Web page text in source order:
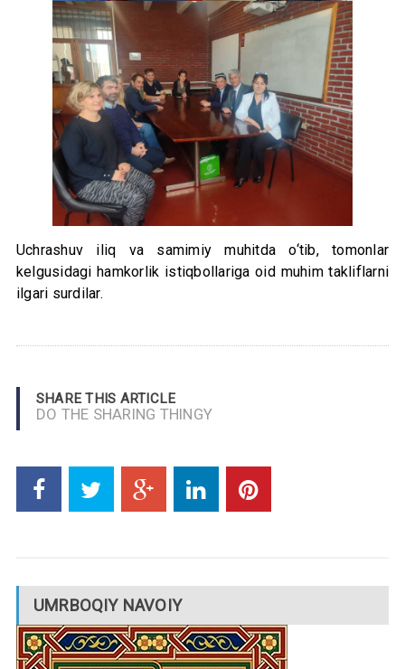
Uchrashuv iliq va samimiy muhitda o‘tib, tomonlar
kelgusidagi hamkorlik istiqbollariga oid muhim takliflarni
ilgari surdilar.
SHARE THIS ARTICLE
DO THE SHARING THINGY
UMRBOQIY NAVOIY